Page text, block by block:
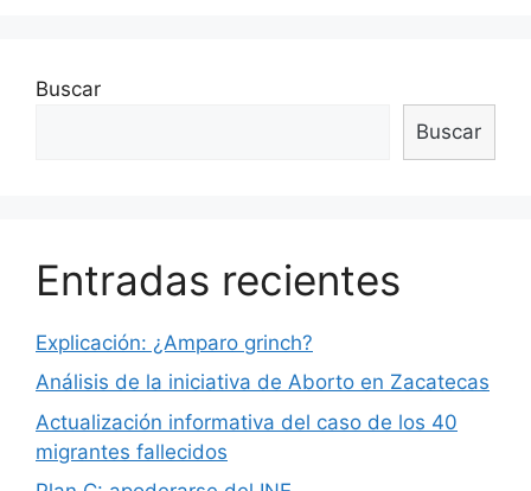
Buscar
Buscar
Entradas recientes
Explicación: ¿Amparo grinch?
Análisis de la iniciativa de Aborto en Zacatecas
Actualización informativa del caso de los 40
migrantes fallecidos